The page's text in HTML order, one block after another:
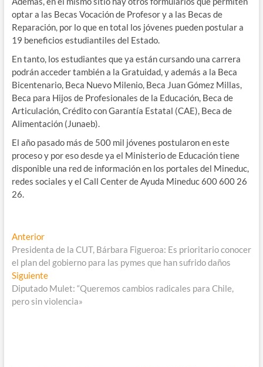
optar a las Becas Vocación de Profesor y a las Becas de
Reparación, por lo que en total los jóvenes pueden postular a
19 beneficios estudiantiles del Estado.
En tanto, los estudiantes que ya están cursando una carrera
podrán acceder también a la Gratuidad, y además a la Beca
Bicentenario, Beca Nuevo Milenio, Beca Juan Gómez Millas,
Beca para Hijos de Profesionales de la Educación, Beca de
Articulación, Crédito con Garantía Estatal (CAE), Beca de
Alimentación (Junaeb).
El año pasado más de 500 mil jóvenes postularon en este
proceso y por eso desde ya el Ministerio de Educación tiene
disponible una red de información en los portales del Mineduc,
redes sociales y el Call Center de Ayuda Mineduc 600 600 26
26.
Navegación
de
entradas
AnteriorEntrada
anterior:
Presidenta de la CUT, Bárbara Figueroa: Es prioritario conocer
el plan del gobierno para las pymes que han sufrido daños
SiguienteEntrada
siguiente:
Diputado Mulet: “Queremos cambios radicales para Chile,
pero sin violencia»